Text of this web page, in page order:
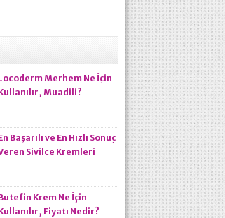
Merhem Ne İçin
Muadili?
Başarılı ve En Hızlı Sonuç
Sivilce Kremleri
Krem Ne İçin
Fiyatı Nedir?